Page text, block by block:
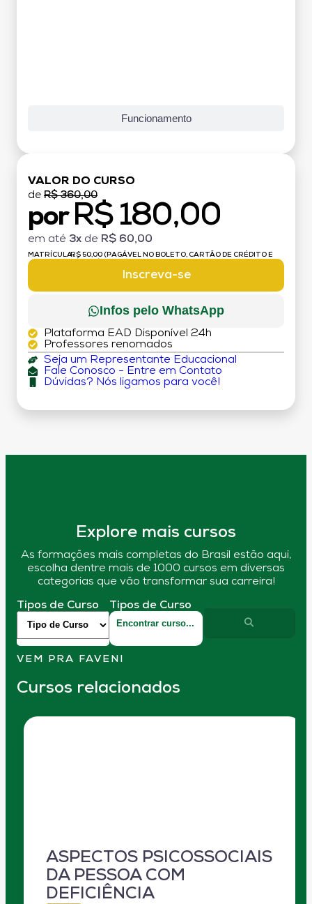
Funcionamento
VALOR DO CURSO
de R$ 360,00
por R$ 180,00
em até 3x de R$ 60,00
MATRÍCULA:R$ 50,00 (PAGÁVEL NO BOLETO, CARTÃO DE CRÉDITO E
Inscreva-se
Infos pelo WhatsApp
Plataforma EAD Disponível 24h
Professores renomados
Seja um Representante Educacional
Fale Conosco - Entre em Contato
Dúvidas? Nós ligamos para você!
Explore mais cursos
As formações mais completas do Brasil estão aqui,
escolha dentre mais de 1000 cursos em diversas
categorias que vão transformar sua carreira!
Tipos de Curso Tipos de Curso
VEM PRA FAVENI
Cursos relacionados
ASPECTOS PSICOSSOCIAIS
DA PESSOA COM
DEFICIÊNCIA